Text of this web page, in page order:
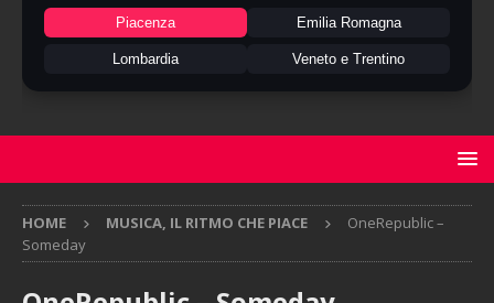
Piacenza Emilia Romagna
Lombardia Veneto e Trentino
HOME MUSICA, IL RITMO CHE PIACE
OneRepublic –
Someday